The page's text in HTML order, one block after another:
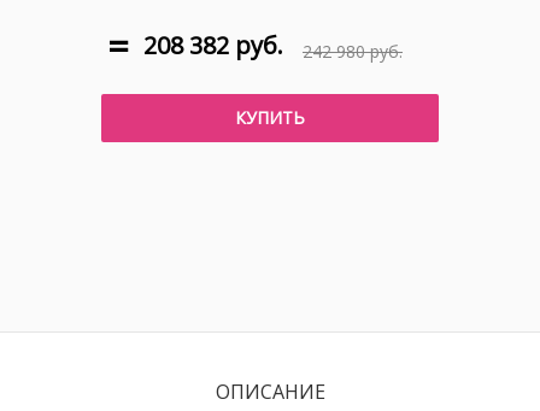
242 980 руб.
208 382 руб.
КУПИТЬ
ОПИСАНИЕ